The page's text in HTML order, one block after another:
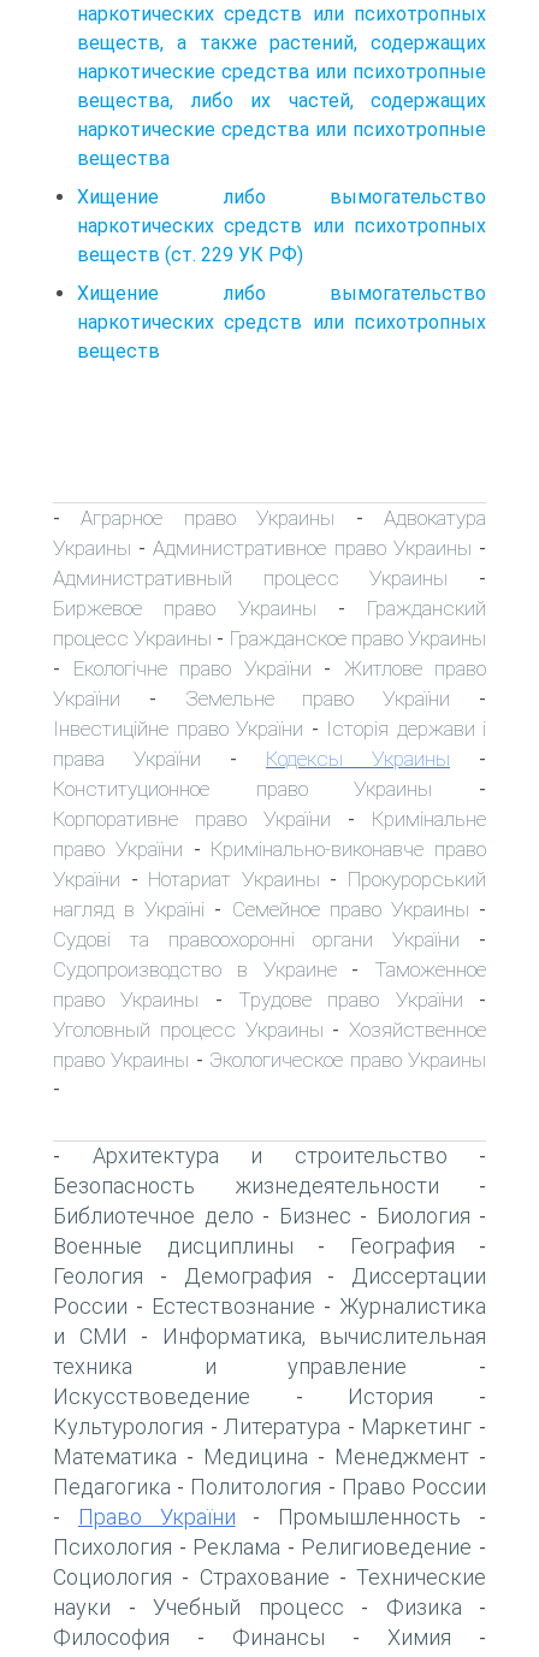
наркотических средств или психотропных
веществ, а также растений, содержащих
наркотические средства или психотропные
вещества, либо их частей, содержащих
наркотические средства или психотропные
вещества
Хищение либо вымогательство
наркотических средств или психотропных
веществ (ст. 229 УК РФ)
Хищение либо вымогательство
наркотических средств или психотропных
веществ
-Аграрное право Украины -Адвокатура
Украины -Административное право Украины -
Административный процесс Украины -
Биржевое право Украины - Гражданский
процесс Украины - Гражданское право Украины
- Екологічне право України - Житлове право
України - Земельне право України -
Інвестиційне право України - Історія держави і
права України - Кодексы Украины -
Конституционное право Украины -
Корпоративне право України - Кримінальне
право України - Кримінально-виконавче право
України - Нотариат Украины - Прокурорський
нагляд в Україні - Семейное право Украины -
Судові та правоохоронні органи України -
Судопроизводство в Украине- Таможенное
право Украины - Трудове право України -
Уголовный процесс Украины - Хозяйственное
право Украины - Экологическое право Украины
-
- Архитектура и строительство -
Безопасность жизнедеятельности -
Библиотечное дело - Бизнес - Биология -
Военные дисциплины - География -
Геология - Демография -
Диссертации
России - Естествознание - Журналистика
и СМИ -
Информатика, вычислительная
техника и управление -
Искусствоведение - История -
Культурология - Литература - Маркетинг -
Математика - Медицина - Менеджмент -
Педагогика - Политология - Право России
- Право України - Промышленность -
Психология - Реклама - Религиоведение -
Социология - Страхование - Технические
науки - Учебный процесс - Физика -
Философия - Финансы - Химия -